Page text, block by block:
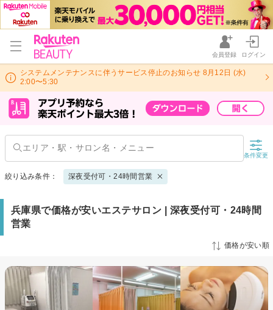
会員登録 ログイン
システムメンテナンスに伴うサービス停止のお知らせ 8月12日 (水)
2:00〜5:30
条件変更
絞り込み条件： 深夜受付可・24時間営業
兵庫県で価格が安いエステサロン | 深夜受付可・24時間
営業
価格が安い順